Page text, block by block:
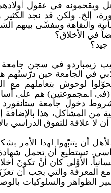
ويقحمونه في عقول
إلخ. ولكن قد نجد
والتفاهة ويتفشّى بينهم
في الأخلاق؟
جيد؟
في الجامعة حين درّستُهم
لوحوش بتعاملهم مع
(في المجموعتين) هم على
دخول جامعة
من المشاكل، هذا
لا علاقة للتفوق الدراسي
أن يتنبّهوا لهذا الأمر
تستطيع أن تحمل
الأَوْلى كان أنْ تكونَ
مع المعرفة والتي يجب أن
الظواهر والسلوكيات